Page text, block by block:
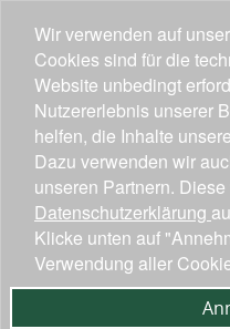
Wir verwenden auf
Cookies sind für die
Website unbedingt
Nutzererlebnis unserer
helfen, die Inhalte
Dazu verwenden wir
unseren Partnern.
Datenschutzerklärung
Klicke unten auf
Verwendung aller